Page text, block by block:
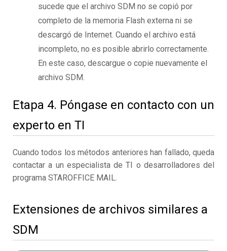
sucede que el archivo SDM no se copió por
completo de la memoria Flash externa ni se
descargó de Internet. Cuando el archivo está
incompleto, no es posible abrirlo correctamente.
En este caso, descargue o copie nuevamente el
archivo SDM.
Etapa 4. Póngase en contacto con un
experto en TI
Cuando todos los métodos anteriores han fallado, queda
contactar a un especialista de TI o desarrolladores del
programa STAROFFICE MAIL.
Extensiones de archivos similares a
SDM